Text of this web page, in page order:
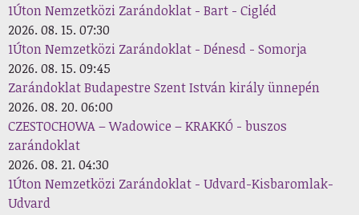
1Úton Nemzetközi Zarándoklat - Bart - Cigléd
2026. 08. 15. 07:30
1Úton Nemzetközi Zarándoklat - Dénesd - Somorja
2026. 08. 15. 09:45
Zarándoklat Budapestre Szent István király ünnepén
2026. 08. 20. 06:00
CZESTOCHOWA – Wadowice – KRAKKÓ - buszos
zarándoklat
2026. 08. 21. 04:30
1Úton Nemzetközi Zarándoklat - Udvard-Kisbaromlak-
Udvard